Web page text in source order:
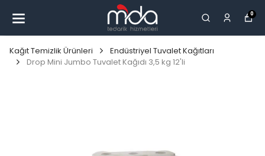
0
Kağıt Temizlik Ürünleri
Endüstriyel Tuvalet Kağıtları
Drop Mini Jumbo Tuvalet Kağıdı 3,5 kg 12'li